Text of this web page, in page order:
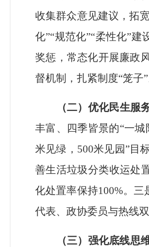
收集群众意见建议，拓
化”“规范化”“柔性化”建
奖惩，常态化开展廉政
督机制，扎紧制度“笼子”
（二）优化民生服
丰富、四季皆景的“一城
米见绿， 500米见园”目
善生活垃圾分类收运处
化处置率保持100%。三
代表、政协委员与热线
（三）强化底线思